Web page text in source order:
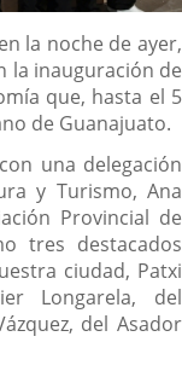
la noche de ayer,
la inauguración de
que, hasta el 5
de Guanajuato.
una delegación
y Turismo, Ana
Provincial de
tres destacados
ciudad, Patxi
Longarela, del
del Asador